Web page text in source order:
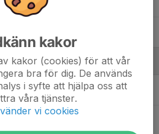
kakor
kakor (cookies) för att vår
bra för dig. De används
i syfte att hjälpa oss att
våra tjänster.
vi cookies